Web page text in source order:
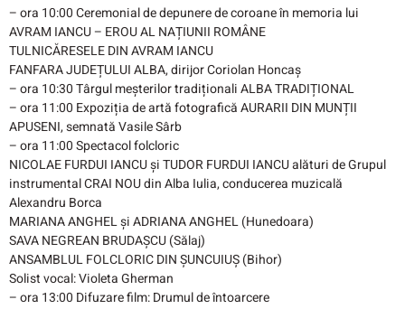
– ora 10:00​ Ceremonial de depunere de coroane în memoria lui
AVRAM IANCU – EROU AL NAȚIUNII ROMÂNE
​​TULNICĂRESELE DIN AVRAM IANCU
​​FANFARA JUDEȚULUI ALBA, dirijor Coriolan Honcaș
– ora 10:30​ Târgul meșterilor tradiționali ALBA TRADIȚIONAL
– ora 11:00​ Expoziția de artă fotografică AURARII DIN MUNȚII
APUSENI, semnată Vasile Sârb
– ora 11:00​ Spectacol folcloric
​​NICOLAE FURDUI IANCU și TUDOR FURDUI IANCU alături de Grupul
instrumental CRAI NOU din Alba Iulia, conducerea muzicală
Alexandru Borca
​​MARIANA ANGHEL și ADRIANA ANGHEL (Hunedoara)
​​SAVA NEGREAN BRUDAȘCU (Sălaj)
ANSAMBLUL FOLCLORIC DIN ȘUNCUIUȘ (Bihor)
​​Solist vocal: Violeta Gherman
– ora 13:00​ Difuzare film: Drumul de întoarcere